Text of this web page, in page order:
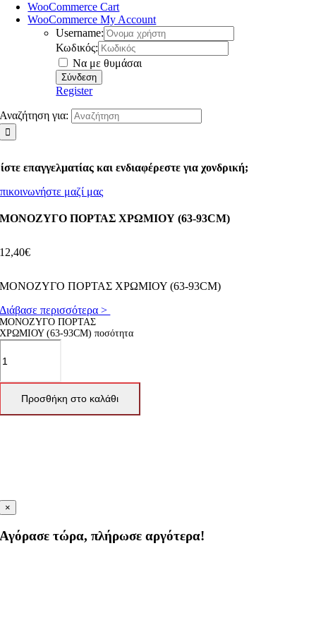
WooCommerce Cart
WooCommerce My Account
Username:
Κωδικός:
Να με θυμάσαι
Register
Αναζήτηση για:
επαγγελματίας και ενδιαφέρεστε για χονδρική;
μαζί μας
ΜΟΝΟΖΥΓΟ ΠΟΡΤΑΣ ΧΡΩΜΙΟΥ (63-93CM)
12,40€
ΜΟΝΟΖΥΓΟ ΠΟΡΤΑΣ ΧΡΩΜΙΟΥ (63-93CM)
Διάβασε περισσότερα >
ΜΟΝΟΖΥΓΟ ΠΟΡΤΑΣ
ΧΡΩΜΙΟΥ (63-93CM) ποσότητα
Προσθήκη στο καλάθι
×
Αγόρασε τώρα, πλήρωσε αργότερα!